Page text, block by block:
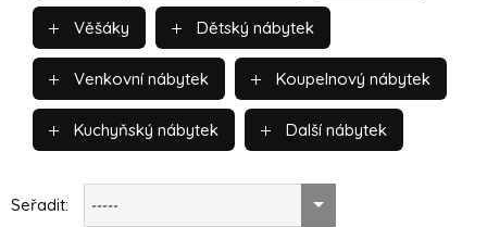
Věšáky Dětský nábytek
Venkovní nábytek Koupelnový nábytek
Kuchyňský nábytek Další nábytek
Seřadit: -----